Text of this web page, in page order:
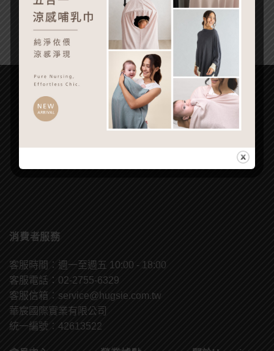
消費者服務
客服時間：週一至週五 10:00 - 18:00
客服電話：02-2755-6329
客服信箱： service@hugsie.com.tw
華宸國際實業有限公司
統一編號：42613522